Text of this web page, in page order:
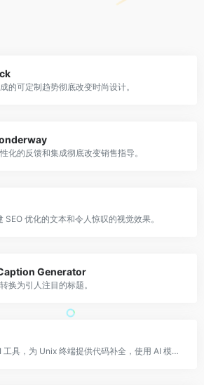
的可定制趋势彻底改变时尚设计。
化的反馈和集成彻底改变销售指导。
SEO 优化的文本和令人惊叹的视觉效果。
Generator
换为引人注目的标题。
How2 是一款 AI 工具，为 Unix 终端提供代码补全，使用 AI 模型建议 shell 命令